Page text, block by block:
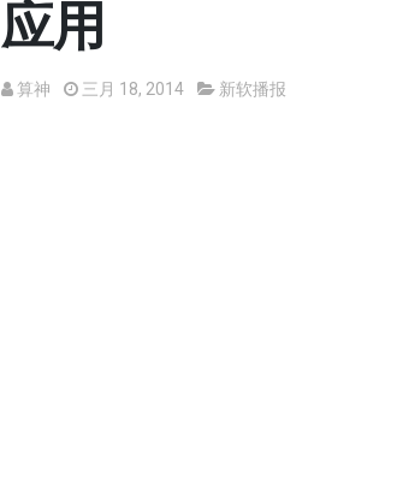
应用
算神 三月 18, 2014 新软播报